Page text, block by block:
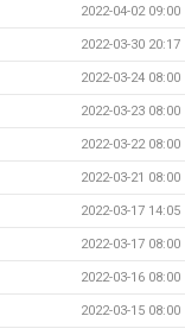
2022-04-02 09:00
2022-03-30 20:17
2022-03-24 08:00
2022-03-23 08:00
2022-03-22 08:00
2022-03-21 08:00
2022-03-17 14:05
2022-03-17 08:00
2022-03-16 08:00
2022-03-15 08:00